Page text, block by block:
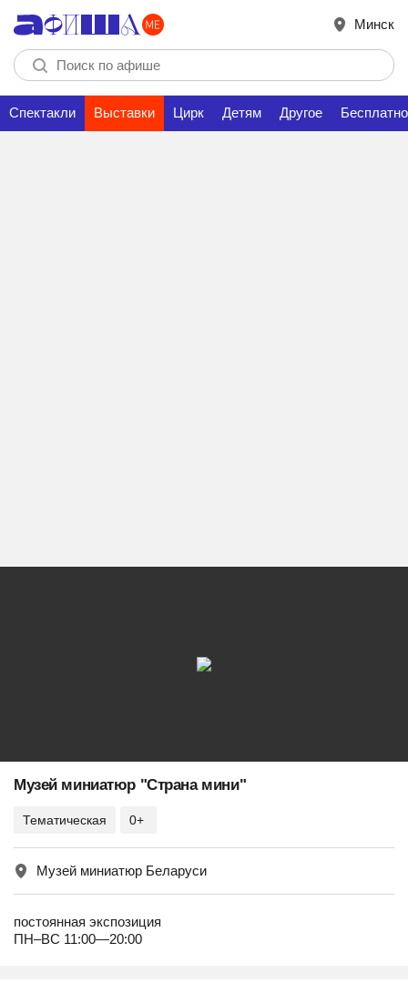
Минск
Спектакли Выставки Цирк Детям Другое Бесплатно
Музей миниатюр "Страна мини"
Тематическая 0+
Музей миниатюр Беларуси
постоянная экспозиция
ПН–ВС 11:00—20:00